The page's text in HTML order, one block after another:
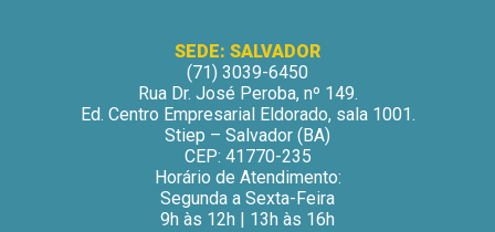
SEDE: SALVADOR
(71) 3039-6450
Rua Dr. José Peroba, nº 149.
Ed. Centro Empresarial Eldorado, sala 1001.
Stiep – Salvador (BA)
CEP: 41770-235
Horário de Atendimento:
Segunda a Sexta-Feira
9h às 12h | 13h às 16h